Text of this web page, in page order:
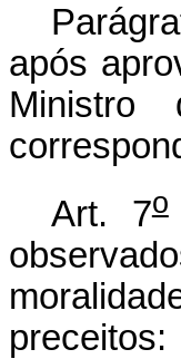
após
Ministro
Art. 7o
preceitos: